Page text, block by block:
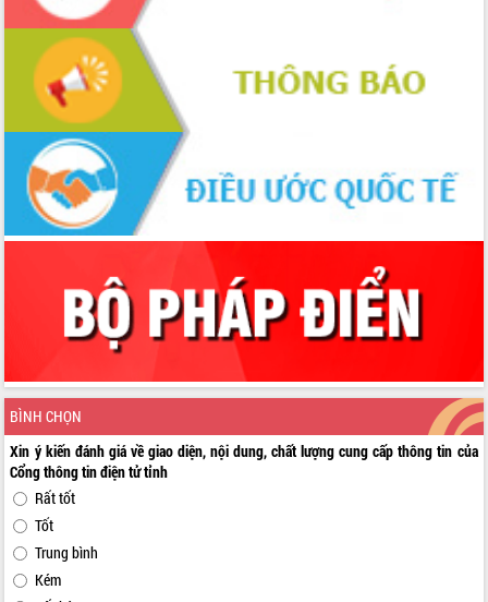
BÌNH CHỌN
Xin ý kiến đánh giá về giao diện, nội dung, chất lượng cung cấp thông tin của
Cổng thông tin điện tử tỉnh
Rất tốt
Tốt
Trung bình
Kém